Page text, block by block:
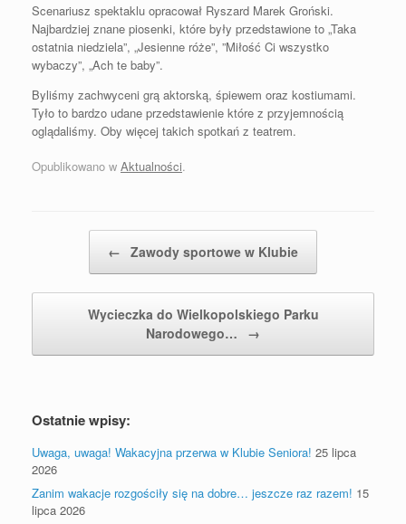
Scenariusz spektaklu opracował Ryszard Marek Groński.
Najbardziej znane piosenki, które były przedstawione to „Taka
ostatnia niedziela”, „Jesienne róże”, ”Miłość Ci wszystko
wybaczy”, „Ach te baby”.
Byliśmy zachwyceni grą aktorską, śpiewem oraz kostiumami.
Tyło to bardzo udane przedstawienie które z przyjemnością
oglądaliśmy. Oby więcej takich spotkań z teatrem.
Opublikowano w Aktualności.
← Zawody sportowe w Klubie
Wycieczka do Wielkopolskiego Parku
Narodowego…
→
Ostatnie wpisy:
Uwaga, uwaga! Wakacyjna przerwa w Klubie Seniora! 25 lipca
2026
Zanim wakacje rozgościły się na dobre… jeszcze raz razem! 15
lipca 2026